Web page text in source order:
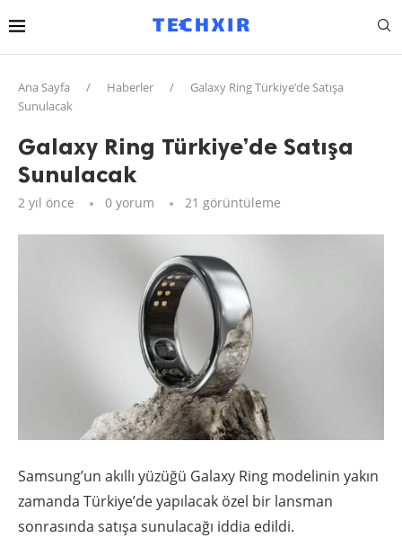
Ana Sayfa / Haberler /
Galaxy Ring Türkiye’de Satışa
Sunulacak
Galaxy Ring Türkiye’de Satışa
Sunulacak
2 yıl önce 0 yorum 21 görüntüleme
Samsung’un akıllı yüzüğü Galaxy Ring modelinin yakın
zamanda Türkiye’de yapılacak özel bir lansman
sonrasında satışa sunulacağı iddia edildi.